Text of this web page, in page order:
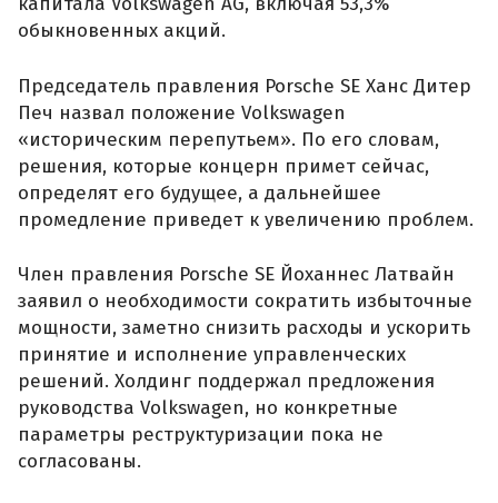
обыкновенных акций.
Председатель правления Porsche SE Ханс Дитер
Печ назвал положение Volkswagen
«историческим перепутьем». По его словам,
решения, которые концерн примет сейчас,
определят его будущее, а дальнейшее
промедление приведет к увеличению проблем.
Член правления Porsche SE Йоханнес Латвайн
заявил о необходимости сократить избыточные
мощности, заметно снизить расходы и ускорить
принятие и исполнение управленческих
решений. Холдинг поддержал предложения
руководства Volkswagen, но конкретные
параметры реструктуризации пока не
согласованы.